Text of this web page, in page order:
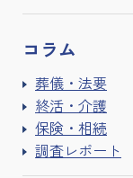
コラム
葬儀・法要
終活・介護
保険・相続
調査レポート